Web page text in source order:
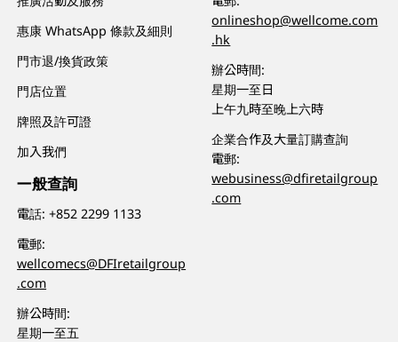
惠康 WhatsApp 條款及細則
門市退/換貨政策
門店位置
牌照及許可證
加入我們
一般查詢
電話:+852 2299 1133
電郵:
wellcomecs@DFIretailgroup
.com
辦公時間:
星期一至五
onlineshop@wellcome.com
.hk
辦公時間:
星期一至日
上午九時至晚上六時
企業合作及大量訂購查詢
電郵:
webusiness@dfiretailgroup
.com